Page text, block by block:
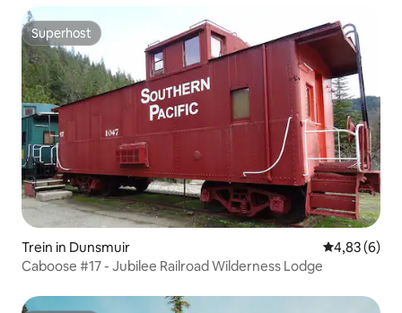
Superhost
Superhost
Trein in Dunsmuir Gemiddelde
4,83 (6)
Caboose #17 - Jubilee Railroad Wilderness Lodge